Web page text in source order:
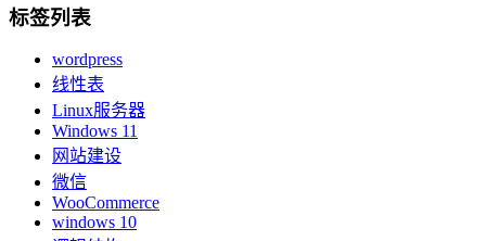
标签列表
wordpress
线性表
Linux服务器
Windows 11
网站建设
微信
WooCommerce
windows 10